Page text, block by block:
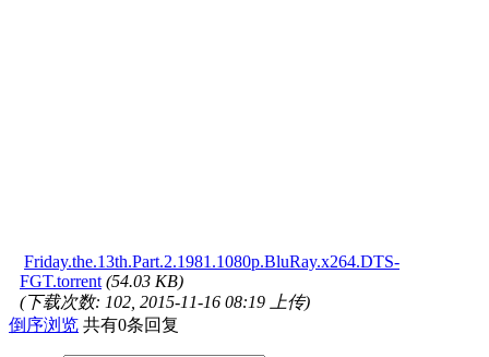
Friday.the.13th.Part.2.1981.1080p.BluRay.x264.DTS-
FGT.torrent (54.03 KB)
(下载次数: 102, 2015-11-16 08:19 上传)
倒序浏览 共有0条回复